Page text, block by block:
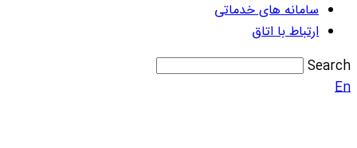
سامانه های خدماتی
ارتباط با اتاق
Search
En